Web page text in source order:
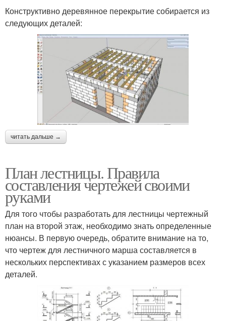
Конструктивно деревянное перекрытие собирается из
следующих деталей:
читать дальше →
План лестницы. Правила
составления чертежей своими
руками
Для того чтобы разработать для лестницы чертежный
план на второй этаж, необходимо знать определенные
нюансы. В первую очередь, обратите внимание на то,
что чертеж для лестничного марша составляется в
нескольких перспективах с указанием размеров всех
деталей.